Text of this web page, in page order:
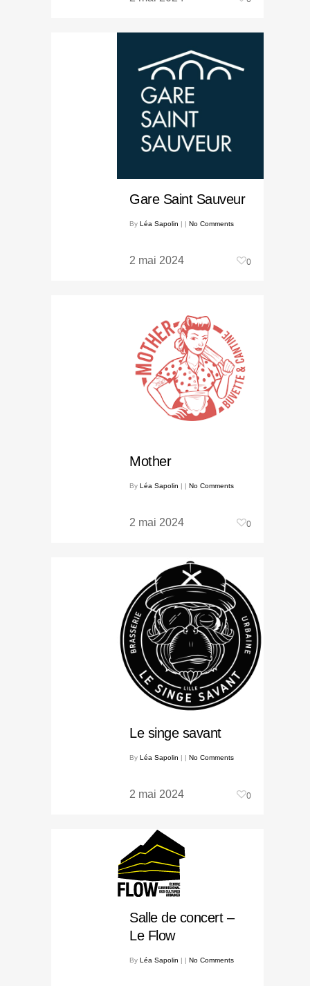
Gare Saint Sauveur
By Léa Sapolin | | No Comments
2 mai 2024 0
Mother
By Léa Sapolin | | No Comments
2 mai 2024 0
Le singe savant
By Léa Sapolin | | No Comments
2 mai 2024 0
Salle de concert –
Le Flow
By Léa Sapolin | | No Comments